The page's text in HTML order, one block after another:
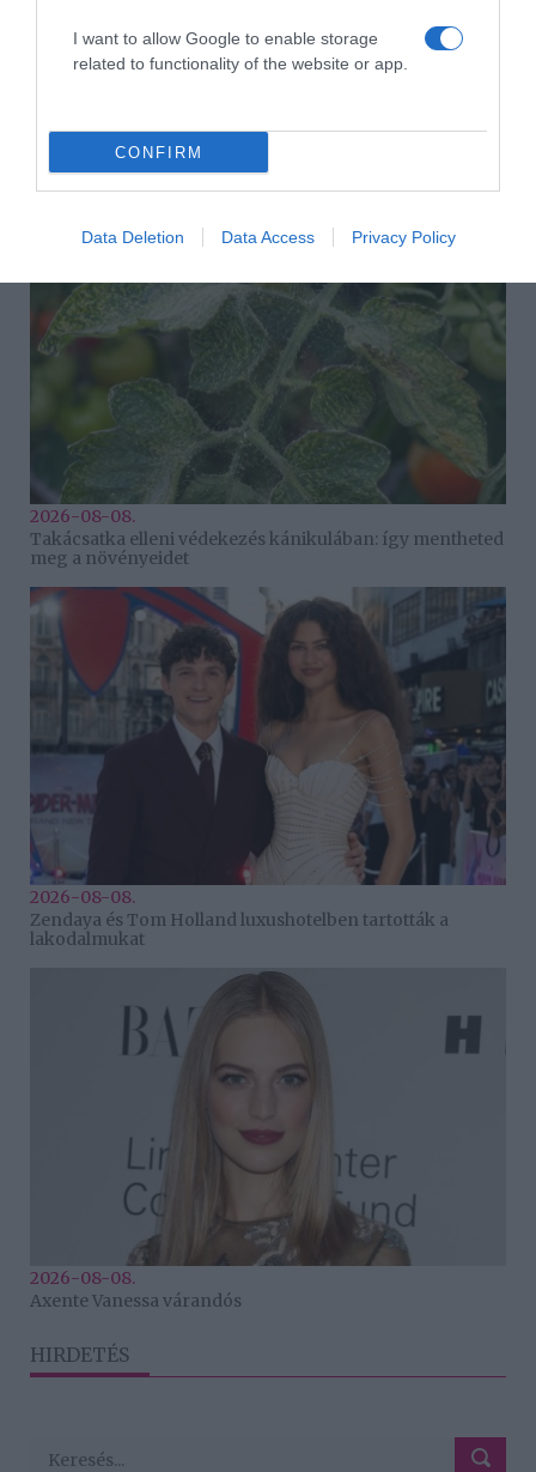
I want to allow Google to enable storage
related to functionality of the website or app.
CONFIRM
Data Deletion Data Access Privacy Policy
2026-08-08.
Csökkenti a vérnyomást, és védi a szívet
2026-08-08.
Takácsatka elleni védekezés kánikulában: így mentheted
meg a növényeidet
2026-08-08.
Zendaya és Tom Holland luxushotelben tartották a
lakodalmukat
2026-08-08.
Axente Vanessa várandós
HIRDETÉS